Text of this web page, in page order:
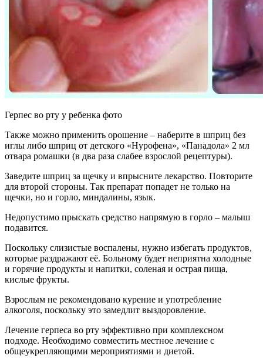
Герпес во рту у ребенка фото
Также можно применить орошение – наберите в шприц без
иглы либо шприц от детского «Нурофена», «Панадола» 2 мл
отвара ромашки (в два раза слабее взрослой рецептуры).
Заведите шприц за щечку и впрысните лекарство. Повторите
для второй стороны. Так препарат попадет не только на
щечки, но и горло, миндалины, язык.
Недопустимо прыскать средство напрямую в горло – малыш
подавится.
Поскольку слизистые воспалены, нужно избегать продуктов,
которые раздражают её. Больному будет неприятна холодные
и горячие продукты и напитки, соленая и острая пища,
кислые фрукты.
Взрослым не рекомендовано курение и употребление
алкоголя, поскольку это замедлит выздоровление.
Лечение герпеса во рту эффективно при комплексном
подходе. Необходимо совместить местное лечение с
общеукрепляющими мероприятиями и диетой.